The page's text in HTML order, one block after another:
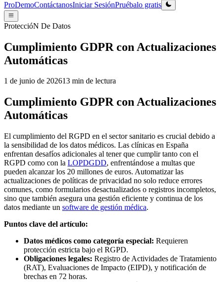
ProDemoContáctanosIniciar SesiónPruébalo gratis
ProteccióN De Datos
Cumplimiento GDPR con Actualizaciones
Automáticas
1 de junio de 202613 min de lectura
Cumplimiento GDPR con Actualizaciones
Automáticas
El cumplimiento del RGPD en el sector sanitario es crucial debido a
la sensibilidad de los datos médicos. Las clínicas en España
enfrentan desafíos adicionales al tener que cumplir tanto con el
RGPD como con la LOPDGDD, enfrentándose a multas que
pueden alcanzar los 20 millones de euros. Automatizar las
actualizaciones de políticas de privacidad no solo reduce errores
comunes, como formularios desactualizados o registros incompletos,
sino que también asegura una gestión eficiente y continua de los
datos mediante un software de gestión médica.
Puntos clave del artículo:
Datos médicos como categoría especial: Requieren
protección estricta bajo el RGPD.
Obligaciones legales: Registro de Actividades de Tratamiento
(RAT), Evaluaciones de Impacto (EIPD), y notificación de
brechas en 72 horas.